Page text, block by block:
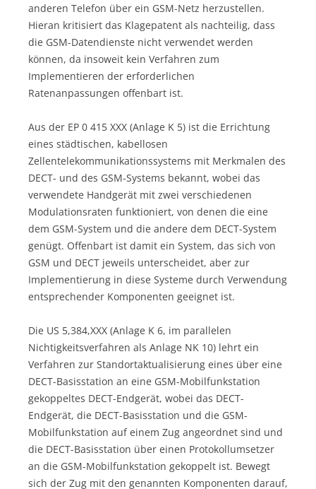
anderen Telefon über ein GSM-Netz herzustellen.
Hieran kritisiert das Klagepatent als nachteilig, dass
die GSM-Datendienste nicht verwendet werden
können, da insoweit kein Verfahren zum
Implementieren der erforderlichen
Ratenanpassungen offenbart ist.
Aus der EP 0 415 XXX (Anlage K 5) ist die Errichtung
eines städtischen, kabellosen
Zellentelekommunikationssystems mit Merkmalen des
DECT- und des GSM-Systems bekannt, wobei das
verwendete Handgerät mit zwei verschiedenen
Modulationsraten funktioniert, von denen die eine
dem GSM-System und die andere dem DECT-System
genügt. Offenbart ist damit ein System, das sich von
GSM und DECT jeweils unterscheidet, aber zur
Implementierung in diese Systeme durch Verwendung
entsprechender Komponenten geeignet ist.
Die US 5,384,XXX (Anlage K 6, im parallelen
Nichtigkeitsverfahren als Anlage NK 10) lehrt ein
Verfahren zur Standortaktualisierung eines über eine
DECT-Basisstation an eine GSM-Mobilfunkstation
gekoppeltes DECT-Endgerät, wobei das DECT-
Endgerät, die DECT-Basisstation und die GSM-
Mobilfunkstation auf einem Zug angeordnet sind und
die DECT-Basisstation über einen Protokollumsetzer
an die GSM-Mobilfunkstation gekoppelt ist. Bewegt
sich der Zug mit den genannten Komponenten darauf,